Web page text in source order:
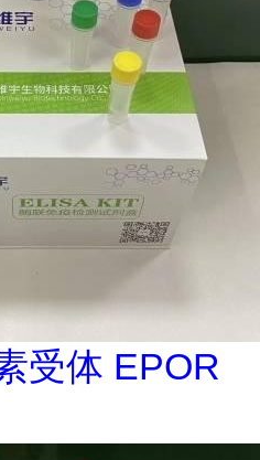
受体 EPOR